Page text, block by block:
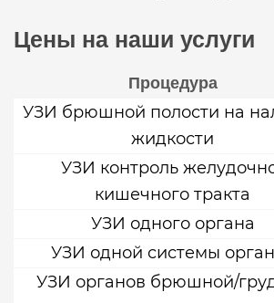
Цены на наши услуги
Процедура
УЗИ брюшной полости на
жидкости
УЗИ контроль
кишечного тракта
УЗИ одного органа
УЗИ одной системы
УЗИ органов брюшной/